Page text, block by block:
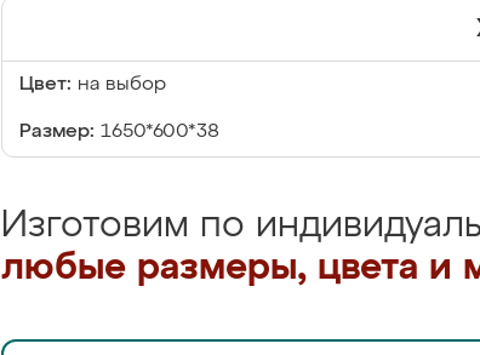
Цвет: на выбор
Размер: 1650*600*38
Изготовим по
любые размеры, цвета и